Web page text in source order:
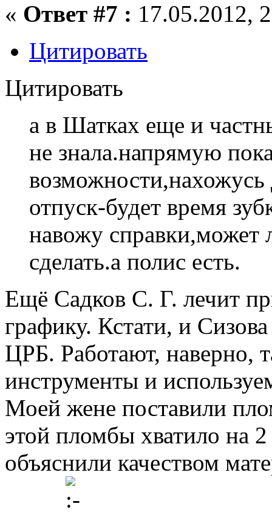
« Ответ #7 : 17.05.2012,
Цитировать
Цитировать
а в Шатках еще и
не знала.напрямую
возможности,нахожусь
отпуск-будет время
навожу справки,может
сделать.а полис есть.
Ещё Садков С. Г. лечит
графику. Кстати, и
ЦРБ. Работают, наверно,
инструменты и
Моей жене поставили
этой пломбы хватило на
объяснили качеством